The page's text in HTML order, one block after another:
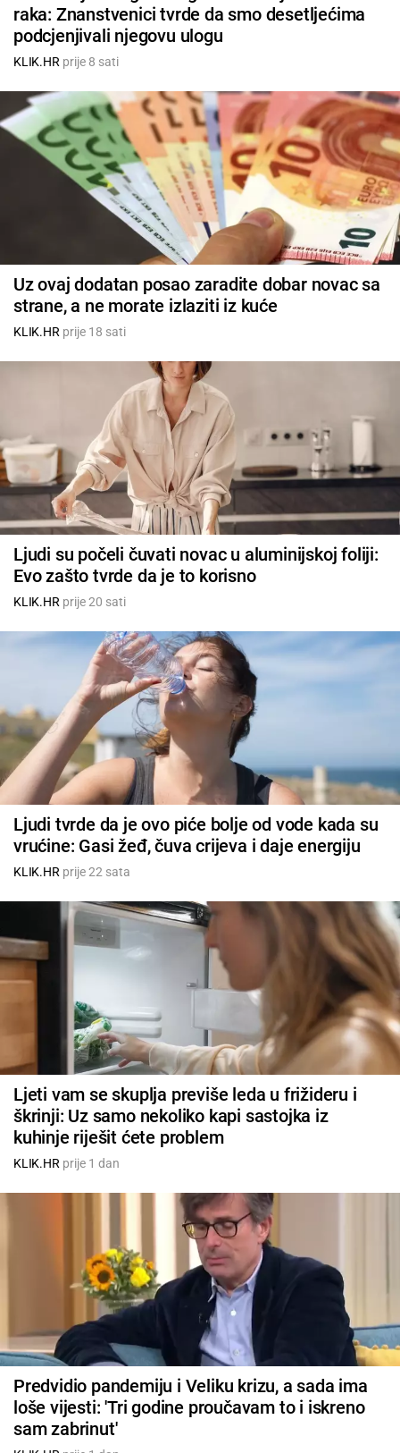
raka: Znanstvenici tvrde da smo desetljećima
podcjenjivali njegovu ulogu
KLIK.HR prije 8 sati
Uz ovaj dodatan posao zaradite dobar novac sa
strane, a ne morate izlaziti iz kuće
KLIK.HR prije 18 sati
Ljudi su počeli čuvati novac u aluminijskoj foliji:
Evo zašto tvrde da je to korisno
KLIK.HR prije 20 sati
Ljudi tvrde da je ovo piće bolje od vode kada su
vrućine: Gasi žeđ, čuva crijeva i daje energiju
KLIK.HR prije 22 sata
Ljeti vam se skuplja previše leda u frižideru i
škrinji: Uz samo nekoliko kapi sastojka iz
kuhinje riješit ćete problem
KLIK.HR prije 1 dan
Predvidio pandemiju i Veliku krizu, a sada ima
loše vijesti: 'Tri godine proučavam to i iskreno
sam zabrinut'